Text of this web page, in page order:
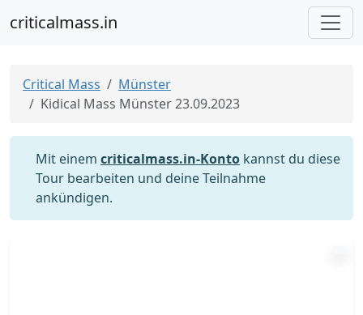
criticalmass.in
Critical Mass
Münster
Kidical Mass Münster 23.09.2023
Mit einem criticalmass.in-Konto kannst du diese
Tour bearbeiten und deine Teilnahme
ankündigen.